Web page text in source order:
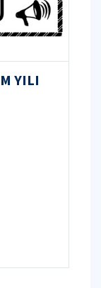
YILI